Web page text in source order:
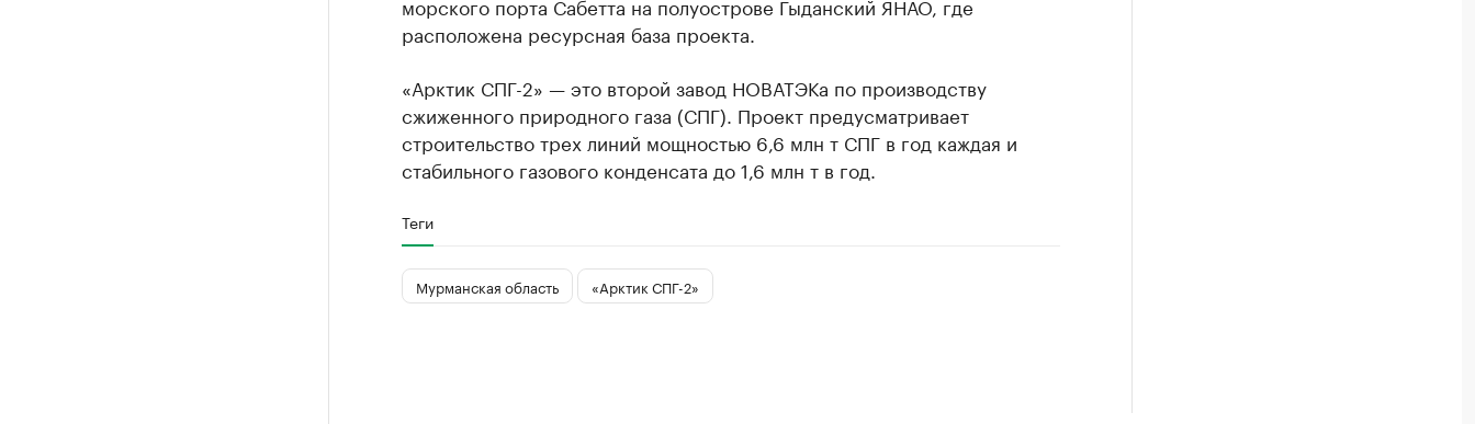
расположена ресурсная база проекта.
«Арктик СПГ-2» — это второй завод НОВАТЭКа по производству
сжиженного природного газа (СПГ). Проект предусматривает
строительство трех линий мощностью 6,6 млн т СПГ в год каждая и
стабильного газового конденсата до 1,6 млн т в год.
Теги
Мурманская область «Арктик СПГ-2»